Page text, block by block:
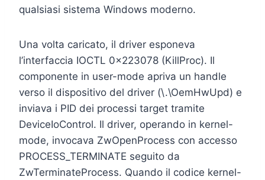
qualsiasi sistema Windows moderno.
Una volta caricato, il driver esponeva
l’interfaccia IOCTL 0x223078 (KillProc). Il
componente in user-mode apriva un handle
verso il dispositivo del driver (\.\OemHwUpd) e
inviava i PID dei processi target tramite
DeviceIoControl. Il driver, operando in kernel-
mode, invocava ZwOpenProcess con accesso
PROCESS_TERMINATE seguito da
ZwTerminateProcess. Quando il codice kernel-